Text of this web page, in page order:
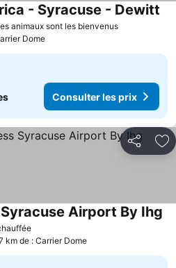
animaux sont les bienvenusConsulter
- Syracuse - Dewitt
Dome
Consulter les prix
Partager
Consulter les prix
Airport By Ihg
km de : Carrier Dome